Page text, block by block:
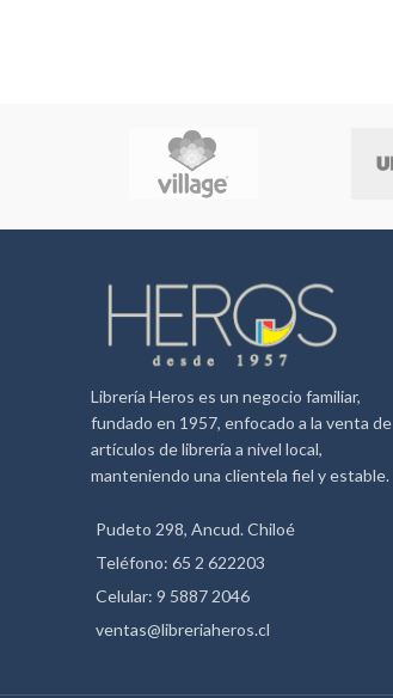
Librería Heros es un negocio familiar,
fundado en 1957, enfocado a la venta de
artículos de librería a nivel local,
manteniendo una clientela fiel y estable.
Pudeto 298, Ancud. Chiloé
Teléfono: 65 2 622203
Celular: 9 5887 2046
ventas@libreriaheros.cl